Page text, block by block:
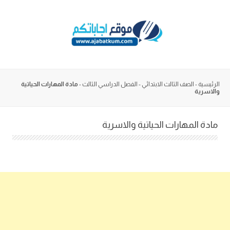
الرئيسية - الصف الثالث الابتدائي - الفصل الدراسي الثالث - مادة المهارات الحياتية
والاسرية
مادة المهارات الحياتية والاسرية